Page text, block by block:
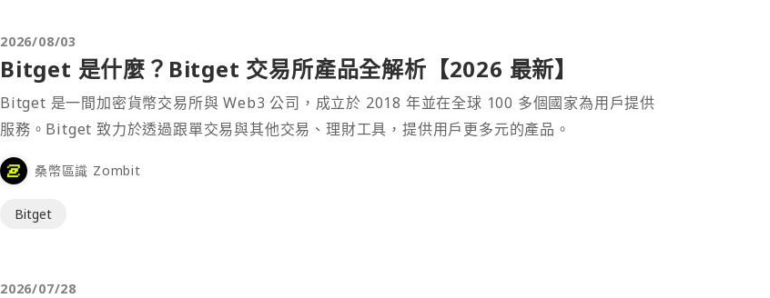
2026/08/03
Bitget 是什麼？Bitget 交易所產品全解析【2026 最新】
Bitget 是一間加密貨幣交易所與 Web3 公司，成立於 2018 年並在全球 100 多個國家為用戶提供
服務。Bitget 致力於透過跟單交易與其他交易、理財工具，提供用戶更多元的產品。
桑幣區識 Zombit
Bitget
2026/07/28